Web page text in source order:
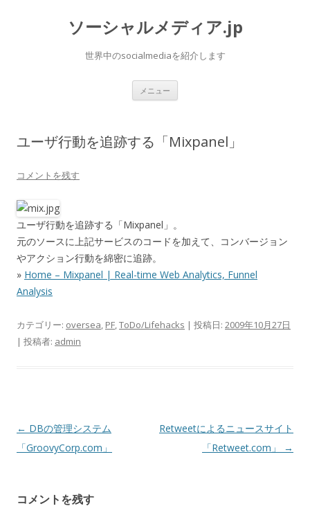
ソーシャルメディア.jp
世界中のsocialmediaを紹介します
メニュー
ス
ユーザ行動を追跡する「Mixpanel」
コメントを残す
ユーザ行動を追跡する「Mixpanel」。
元のソースに上記サービスのコードを加えて、コンバージョン
やアクション行動を綿密に追跡。
» Home – Mixpanel | Real-time Web Analytics, Funnel
Analysis
カテゴリー: oversea, PF,ToDo/Lifehacks | 投稿日: 2009年10月27日
| 投稿者: admin
投
稿
ゲ
← DBの管理システム
「GroovyCorp.com」
Retweetによるニュースサイト
「Retweet.com」
→
コメントを残す